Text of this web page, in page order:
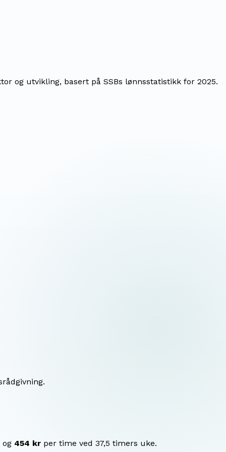
og utvikling, basert på SSBs lønnsstatistikk for 2025.
454 kr per time ved 37,5 timers uke.